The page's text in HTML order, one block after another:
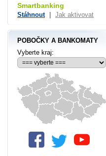
Smartbanking
Stáhnout Jak aktivovat
POBOČKY A BANKOMATY
Vyberte kraj: